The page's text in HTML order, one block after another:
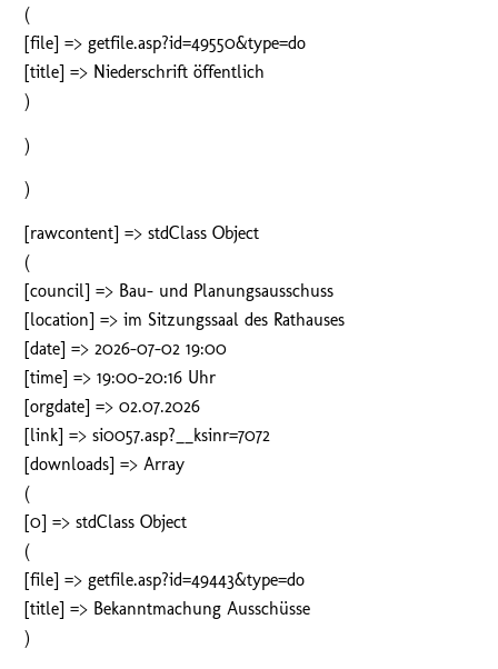
(
[file] => getfile.asp?id=49550&type=do
[title] => Niederschrift öffentlich
)
)
)
[rawcontent] => stdClass Object
(
[council] => Bau- und Planungsausschuss
[location] => im Sitzungssaal des Rathauses
[date] => 2026-07-02 19:00
[time] => 19:00-20:16 Uhr
[orgdate] => 02.07.2026
[link] => si0057.asp?__ksinr=7072
[downloads] => Array
(
[0] => stdClass Object
(
[file] => getfile.asp?id=49443&type=do
[title] => Bekanntmachung Ausschüsse
)